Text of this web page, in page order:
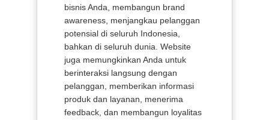
bisnis Anda, membangun brand
awareness, menjangkau pelanggan
potensial di seluruh Indonesia,
bahkan di seluruh dunia. Website
juga memungkinkan Anda untuk
berinteraksi langsung dengan
pelanggan, memberikan informasi
produk dan layanan, menerima
feedback, dan membangun loyalitas